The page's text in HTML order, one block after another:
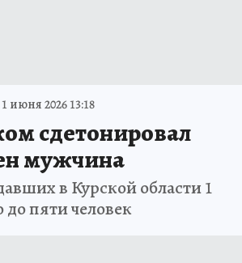
1 июня 2026 13:18
сдетонировал
мужчина
в Курской области 1
пяти человек